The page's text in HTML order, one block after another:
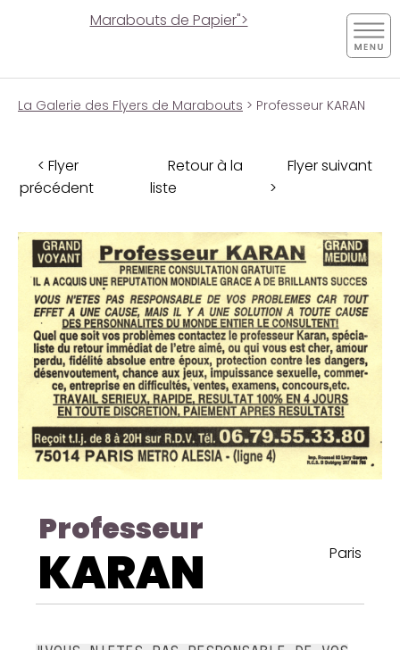
Marabouts de Papier">
La Galerie des Flyers de Marabouts > Professeur KARAN
< Flyer
précédent
Retour à la
liste
Flyer suivant
>
Professeur
KARAN Paris